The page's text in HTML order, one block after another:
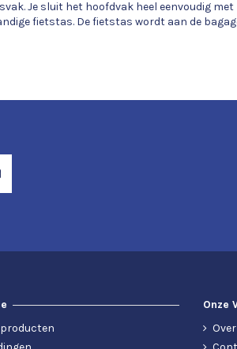
Je sluit het hoofdvak heel eenvoudig
fietstas. De fietstas wordt aan de
producten
Onze